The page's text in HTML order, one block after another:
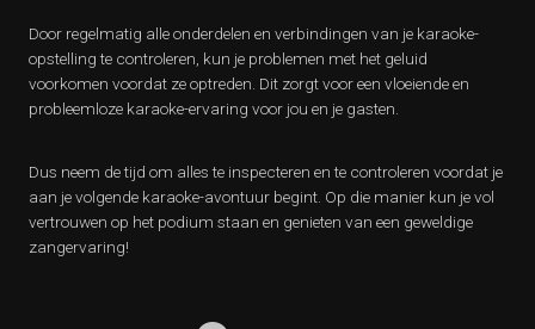
Door regelmatig alle onderdelen en verbindingen van je karaoke-
opstelling te controleren, kun je problemen met het geluid
voorkomen voordat ze optreden. Dit zorgt voor een vloeiende en
probleemloze karaoke-ervaring voor jou en je gasten.
Dus neem de tijd om alles te inspecteren en te controleren voordat je
aan je volgende karaoke-avontuur begint. Op die manier kun je vol
vertrouwen op het podium staan ​​en genieten van een geweldige
zangervaring!